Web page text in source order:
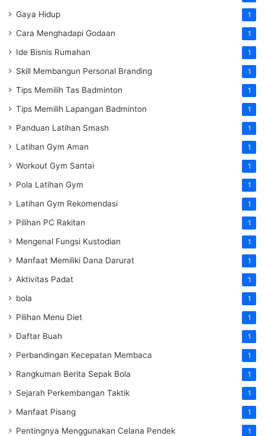
Gaya Hidup 1
Cara Menghadapi Godaan 1
Ide Bisnis Rumahan 1
Skill Membangun Personal Branding 1
Tips Memilih Tas Badminton 1
Tips Memilih Lapangan Badminton 1
Panduan Latihan Smash 1
Latihan Gym Aman 1
Workout Gym Santai 1
Pola Latihan Gym 1
Latihan Gym Rekomendasi 1
Pilihan PC Rakitan 1
Mengenal Fungsi Kustodian 1
Manfaat Memiliki Dana Darurat 1
Aktivitas Padat 1
bola 1
Pilihan Menu Diet 1
Daftar Buah 1
Perbandingan Kecepatan Membaca 1
Rangkuman Berita Sepak Bola 1
Sejarah Perkembangan Taktik 1
Manfaat Pisang 1
Pentingnya Menggunakan Celana Pendek 1